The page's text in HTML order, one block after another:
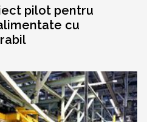
pilot pentru
cu